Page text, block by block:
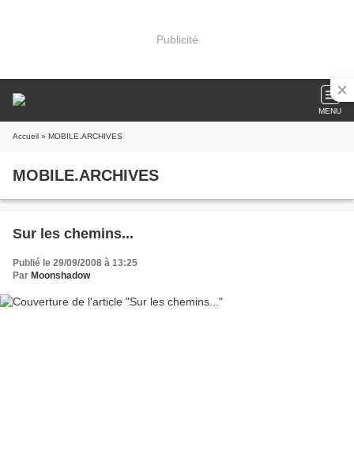
Publicité
MENU
Accueil » MOBILE.ARCHIVES
MOBILE.ARCHIVES
Sur les chemins...
Publié le 29/09/2008 à 13:25
Par Moonshadow